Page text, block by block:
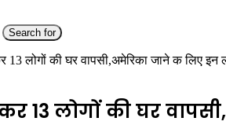
Search for
13 लोगों की घर वापसी,अमेरिका जाने क लिए इन
13 लोगों की घर